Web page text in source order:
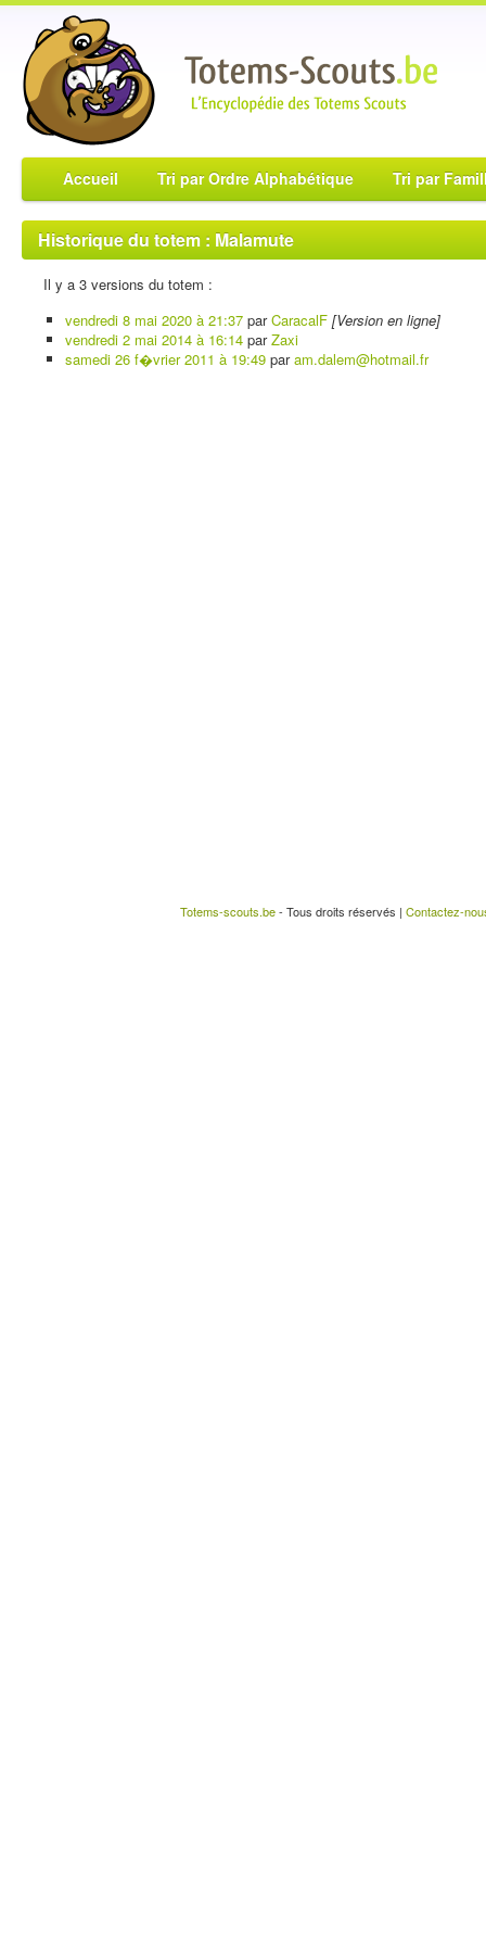
Accueil Tri par Ordre Alphabétique Tri par
Historique du totem : Malamute
Il y a 3 versions du totem :
vendredi 8 mai 2020 à 21:37 parCaracalF [Version en ligne]
vendredi 2 mai 2014 à 16:14 parZaxi
samedi 26 f�vrier 2011 à 19:49 param.dalem@hotmail.fr
Totems-scouts.be- Tous droits réservés | Contactez-